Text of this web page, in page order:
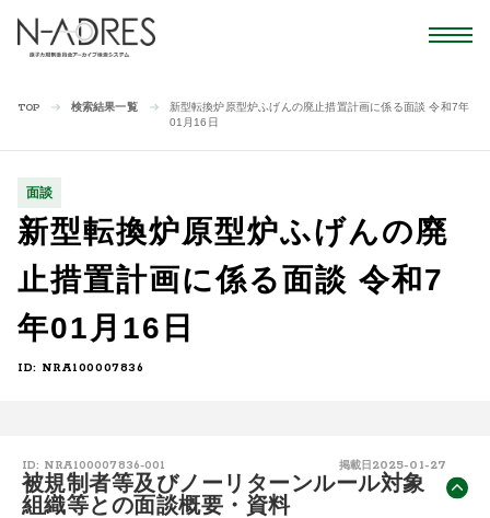
TOP 検索結果一覧
新型転換炉原型炉ふげんの廃止措置計画に係る面談 令和7年
01月16日
面談
新型転換炉原型炉ふげんの廃
止措置計画に係る面談 令和7
年01月16日
ID: NRA100007836
ID: NRA100007836-001 掲載日 2025-01-27
被規制者等及びノーリターンルール対象
組織等との面談概要・資料